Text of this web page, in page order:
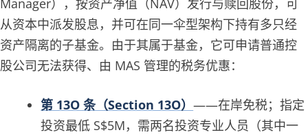
Manager），按资产净值（NAV）发行与赎回股份，可
从资本中派发股息，并可在同一伞型架构下持有多只经
资产隔离的子基金。由于其属于基金，它可申请普通控
股公司无法获得、由 MAS 管理的税务优惠：
第 13O 条（Section 13O）——在岸免税；指定
投资最低 S$5M，需两名投资专业人员（其中一